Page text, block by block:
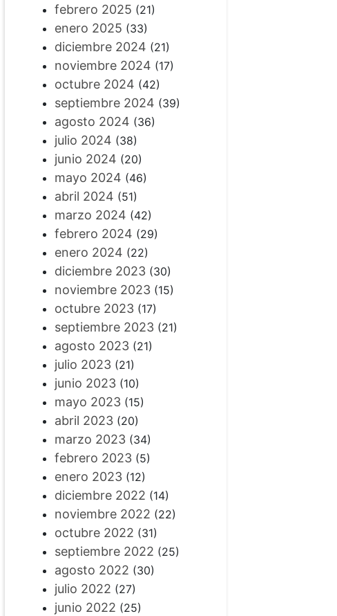
febrero 2025 (21)
enero 2025 (33)
diciembre 2024 (21)
noviembre 2024 (17)
octubre 2024 (42)
septiembre 2024 (39)
agosto 2024 (36)
julio 2024 (38)
junio 2024 (20)
mayo 2024 (46)
abril 2024 (51)
marzo 2024 (42)
febrero 2024 (29)
enero 2024 (22)
diciembre 2023(30)
noviembre 2023(15)
octubre 2023(17)
septiembre 2023(21)
agosto 2023(21)
julio 2023(21)
junio 2023(10)
mayo 2023(15)
abril 2023(20)
marzo 2023(34)
febrero 2023(5)
enero 2023(12)
diciembre 2022 (14)
noviembre 2022 (22)
octubre 2022 (31)
septiembre 2022 (25)
agosto 2022 (30)
julio 2022 (27)
junio 2022 (25)